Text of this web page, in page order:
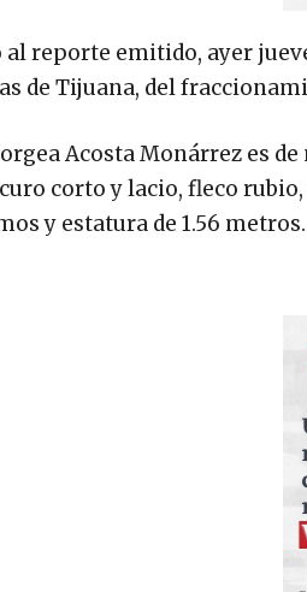
al reporte emitido, ayer
de Tijuana, del
Acosta Monárrez es
corto y lacio, fleco
y estatura de 1.56 metros.